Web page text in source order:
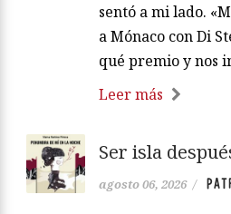
sentó a mi lado.
a Mónaco con Di
qué premio y nos
Leer más
Ser isla
agosto 06, 2026 /